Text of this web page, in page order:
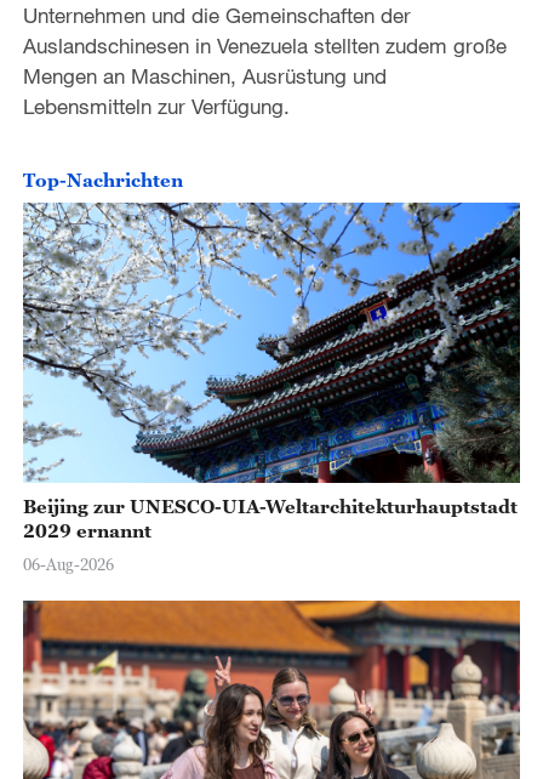
Unternehmen und die Gemeinschaften der
Auslandschinesen in Venezuela stellten zudem große
Mengen an Maschinen, Ausrüstung und
Lebensmitteln zur Verfügung.
Top-Nachrichten
Beijing zur UNESCO-UIA-Weltarchitekturhauptstadt
2029 ernannt
06-Aug-2026